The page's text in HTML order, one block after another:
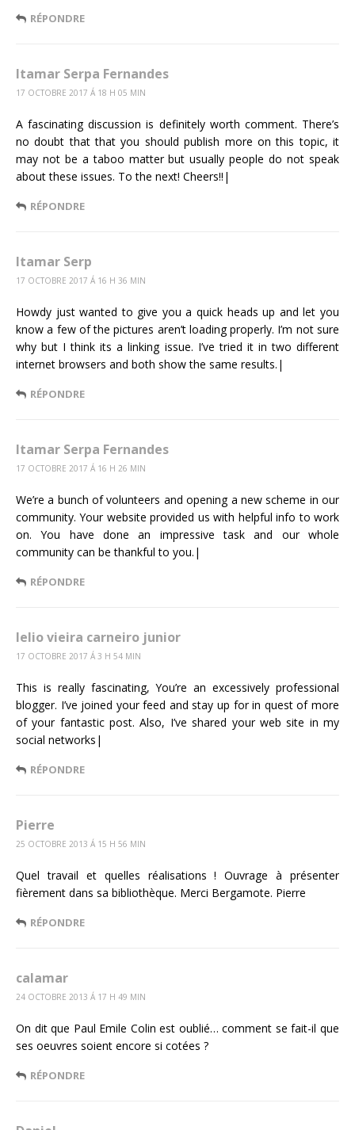
RÉPONDRE
Itamar Serpa Fernandes
17 OCTOBRE 2017 Á 18 H 05 MIN
A fascinating discussion is definitely worth comment. There’s
no doubt that that you should publish more on this topic, it
may not be a taboo matter but usually people do not speak
about these issues. To the next! Cheers!!|
RÉPONDRE
Itamar Serp
17 OCTOBRE 2017 Á 16 H 36 MIN
Howdy just wanted to give you a quick heads up and let you
know a few of the pictures aren’t loading properly. I’m not sure
why but I think its a linking issue. I’ve tried it in two different
internet browsers and both show the same results.|
RÉPONDRE
Itamar Serpa Fernandes
17 OCTOBRE 2017 Á 16 H 26 MIN
We’re a bunch of volunteers and opening a new scheme in our
community. Your website provided us with helpful info to work
on. You have done an impressive task and our whole
community can be thankful to you.|
RÉPONDRE
lelio vieira carneiro junior
17 OCTOBRE 2017 Á 3 H 54 MIN
This is really fascinating, You’re an excessively professional
blogger. I’ve joined your feed and stay up for in quest of more
of your fantastic post. Also, I’ve shared your web site in my
social networks|
RÉPONDRE
Pierre
25 OCTOBRE 2013 Á 15 H 56 MIN
Quel travail et quelles réalisations ! Ouvrage à présenter
fièrement dans sa bibliothèque. Merci Bergamote. Pierre
RÉPONDRE
calamar
24 OCTOBRE 2013 Á 17 H 49 MIN
On dit que Paul Emile Colin est oublié… comment se fait-il que
ses oeuvres soient encore si cotées ?
RÉPONDRE